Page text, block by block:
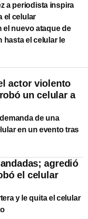
a periodista inspira
el celular
el nuevo ataque de
hasta el celular le
actor violento
un celular a
de una
en un evento tras
agredió
el celular
y le quita el celular